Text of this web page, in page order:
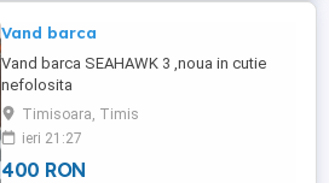
Vand barca
Vand barca SEAHAWK 3 ,noua in cutie
nefolosita
Timisoara, Timis
ieri 21:27
400 RON